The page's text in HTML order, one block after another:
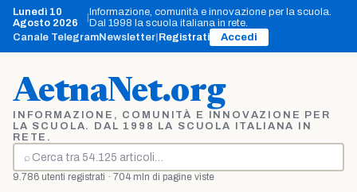
Vai
contenuto
Lunedì 10
Agosto 2026
Informazione, comunità e innovazione per la scuola.
Dal 1998 la scuola italiana in rete.
Canale TelegramNewsletter Registrati Accedi
AetnaNet.org
INFORMAZIONE, COMUNITÀ E INNOVAZIONE PER
LA SCUOLA. DAL 1998 LA SCUOLA ITALIANA IN
RETE.
⌕
Cerca
9.786 utenti registrati · 704 mln di pagine viste